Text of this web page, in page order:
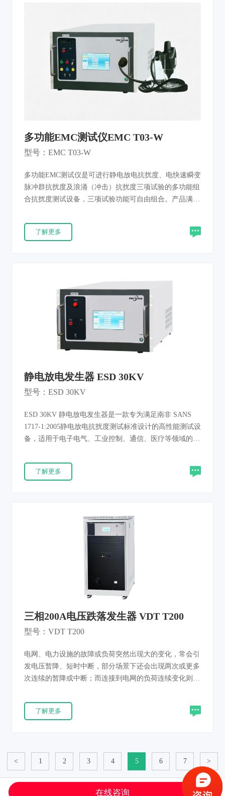
多功能EMC测试仪EMC T03-W
型号：EMC T03-W
多功能EMC测试仪是可进行静电放电抗扰度、电快速瞬变
脉冲群抗扰度及浪涌（冲击）抗扰度三项试验的多功能组
合抗扰度测试设备，三项试验功能可自由组合。产品满足
GB/T17626.2、GB/T17626.4、GB/T17626.5等新标准要
求。 EMC T03-W包含静电放电抗扰度、电快速瞬变脉冲
击）抗扰度两项试验。 EMC T02-F包含静电放电抗扰度
和电快速瞬变脉冲群抗扰度两项试验。 产品采用三相五
线全自动耦合/去耦网路，全触屏操作界面，性能可与进
口品牌媲美。
了解更多
静电放电发生器 ESD 30KV
型号：ESD 30KV
ESD 30KV 静电放电发生器是一款专为满足南非 SANS
1717-1:2005静电放电抗扰度测试标准设计的高性能测试设
备，适用于电子电气、工业控制、通信、医疗等领域的产
扰，为产品电磁兼容（EMC）性能检测提供可靠依据。
了解更多
三相200A电压跌落发生器 VDT T200
型号：VDT T200
电网、电力设施的故障或负荷突然出现大的变化，常会引
发电压暂降、短时中断，部分场景下还会出现两次或更多
次连续的暂降或中断；而连接到电网的负荷连续变化则会
能及时做出反应，就有可能引发故障。电压跌落发生器
VDT S10专为评估电气和电子设备在遭受电压暂降、短时
与产线质量管控效率，为产品电压跌落防护设计提供数据
支撑，降低因电压变化失效导致的可靠性风险。产品完全
了解更多
< 1 2 3 4 5 6 7 >
© 2021 上海索莘电子有限公司 版权所有沪ICP备14043214号-1 Powered by SE
在线咨询